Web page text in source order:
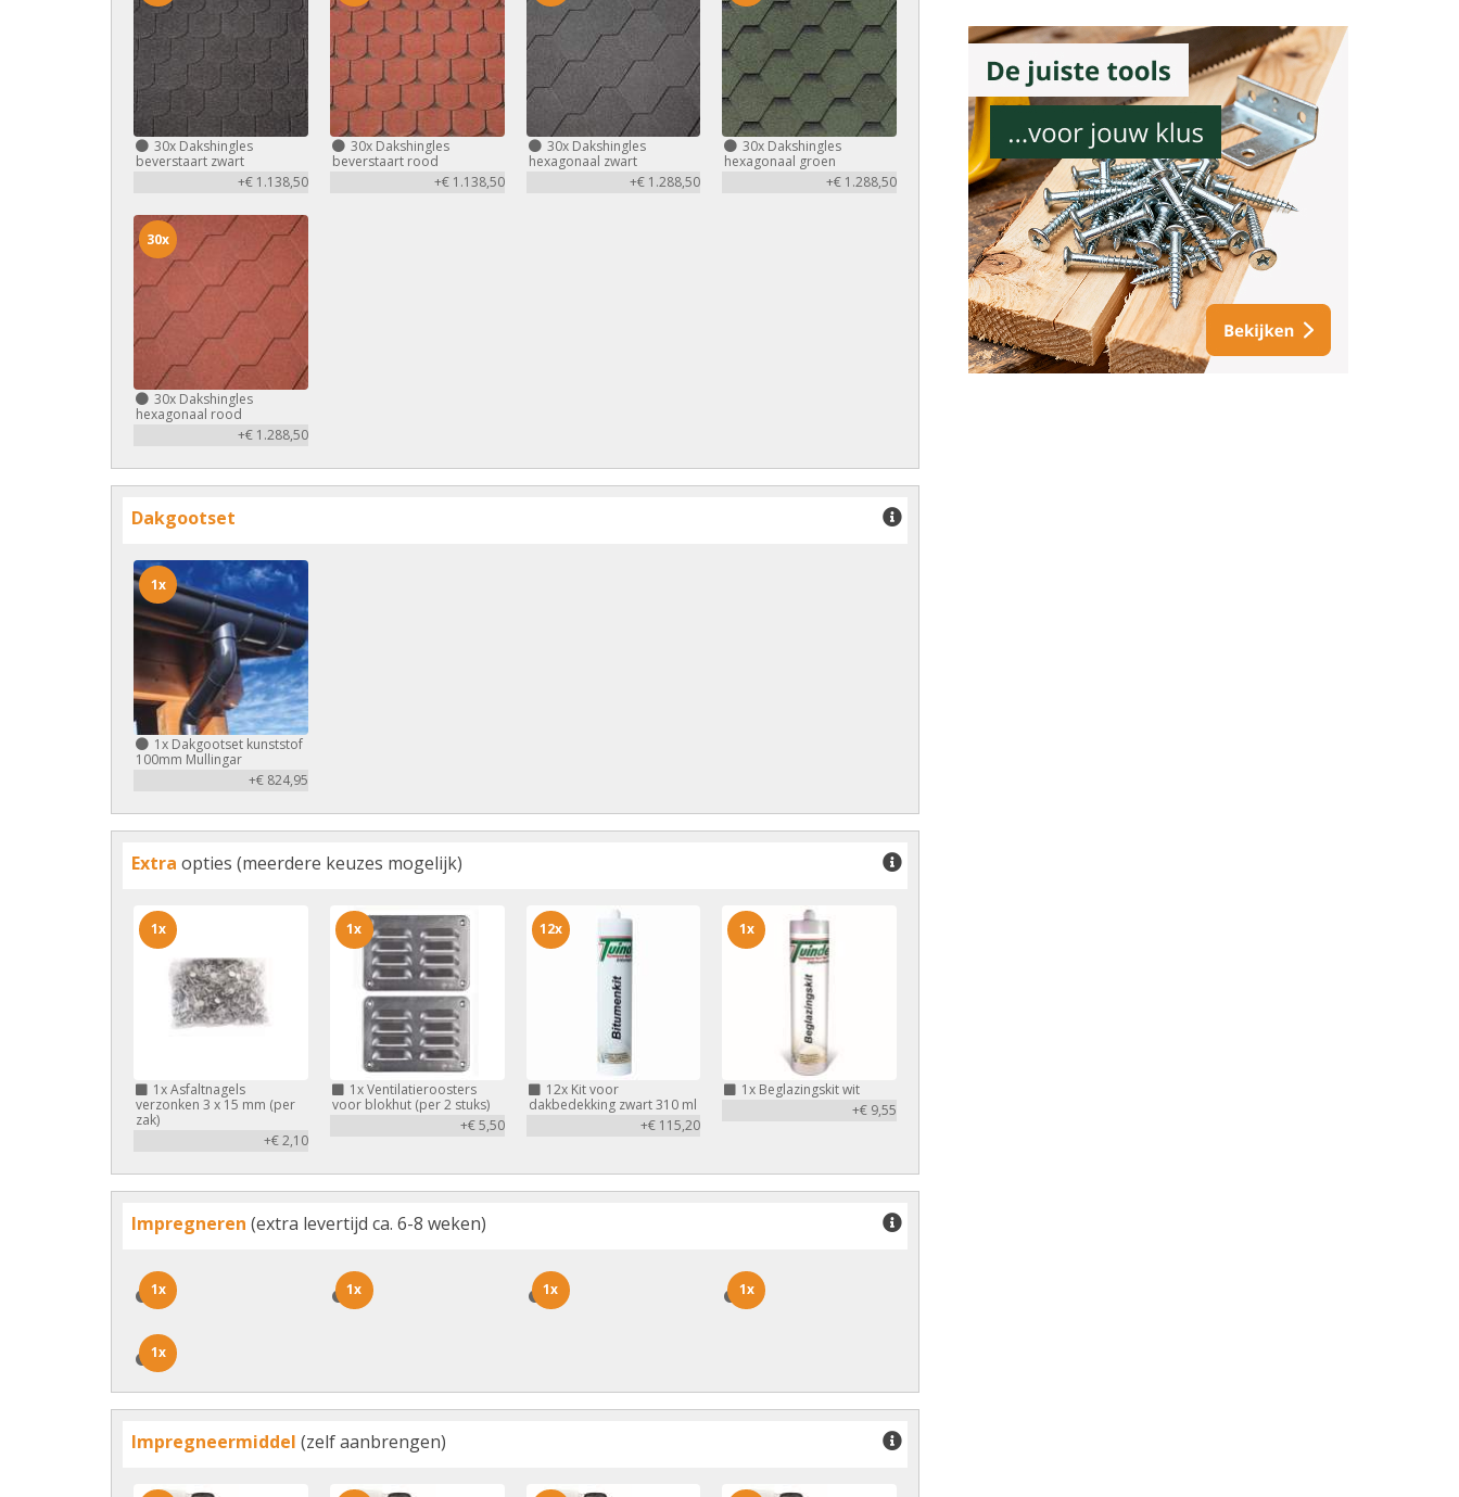
30x Dakshingles
beverstaart zwart
+€ 1.138,50
30xDakshingles
beverstaart rood
+€ 1.138,50
30xDakshingles
hexagonaal zwart
+€ 1.288,50
30x Dakshingles
hexagonaal groen
+€ 1.288,50
30x Dakshingles
hexagonaal rood
+€ 1.288,50
30x
Dakgootset
1x Dakgootset kunststof
100mm Mullingar
+€ 824,95
1x
Extra opties (meerdere keuzes mogelijk)
1xAsfaltnagels
verzonken 3 x 15 mm (per
zak)
+€ 2,10
1x
1xVentilatieroosters
voor blokhut (per 2 stuks)
+€ 5,50
1x
12xKit voor
dakbedekking zwart 310 ml
+€ 115,20
12x
1x Beglazingskit wit
+€ 9,55
1x
Impregneren (extra levertijd ca. 6-8 weken)
1x
1x 1x
1x 1x
1x 1x
1x
1x
1x
Impregneermiddel (zelf aanbrengen)